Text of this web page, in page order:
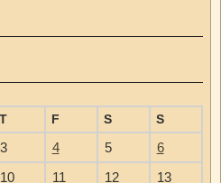
T F S S
3 4 5
6
10 11 12 13